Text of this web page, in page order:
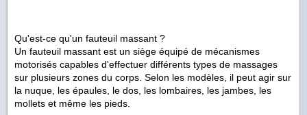
Qu'est-ce qu'un fauteuil massant ?
Un fauteuil massant est un siège équipé de mécanismes
motorisés capables d'effectuer différents types de massages
sur plusieurs zones du corps. Selon les modèles, il peut agir sur
la nuque, les épaules, le dos, les lombaires, les jambes, les
mollets et même les pieds.